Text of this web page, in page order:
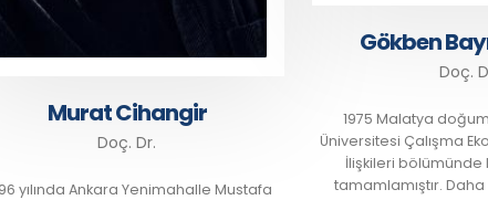
1975 Malatya doğumludur. Anadolu
Üniversitesi Çalışma Ekonomisi ve Endüstri
tamamlamıştır. Daha sonra Anadolu…
Semih
Doç. Dr. Semih
doğumludur.
Üniversitesi İİBF